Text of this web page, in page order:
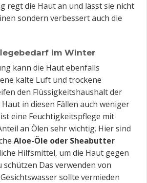
regt die Haut an und lässt sie nicht
sondern verbessert auch die
im Winter
kann die Haut ebenfalls
kalte Luft und trockene
den Flüssigkeitshaushalt der
in diesen Fällen auch weniger
eine Feuchtigkeitspflege mit
an Ölen sehr wichtig. Hier sind
Aloe-Öle oder Sheabutter
Hilfsmittel, um die Haut gegen
Das verwenden von
sollte vermieden